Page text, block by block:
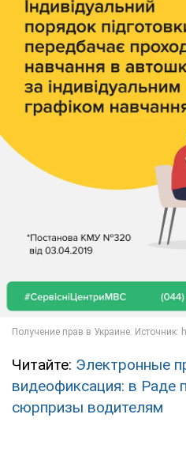
Читайте: Электронные
видеофиксация: в Раде
сюрпризы водителям